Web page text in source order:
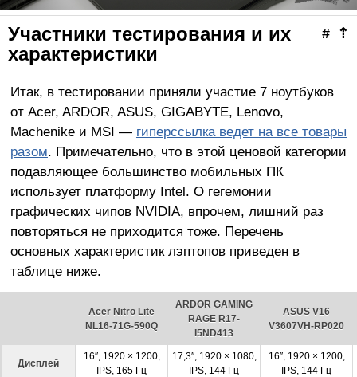
⇡
#
Участники тестирования и их
характеристики
Итак, в тестировании приняли участие 7 ноутбуков
от Acer, ARDOR, ASUS, GIGABYTE, Lenovo,
Machenike и MSI — гиперссылка ведет на все товары
разом. Примечательно, что в этой ценовой категории
подавляющее большинство мобильных ПК
использует платформу Intel. О гегемонии
графических чипов NVIDIA, впрочем, лишний раз
повторяться не приходится тоже. Перечень
основных характеристик лэптопов приведен в
таблице ниже.
Acer Nitro Lite
NL16-71G-590Q
ARDOR GAMING
RAGE R17-
I5ND413
ASUS V16
V3607VH-RP020
Дисплей
16″, 1920 × 1200,
IPS, 165 Гц
17,3″, 1920 × 1080,
IPS, 144 Гц
16″, 1920 × 1200,
IPS, 144 Гц